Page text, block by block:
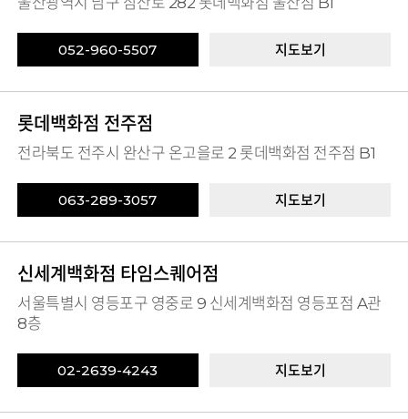
052-960-5507 지도보기
롯데백화점 전주점
전라북도 전주시 완산구 온고을로 2 롯데백화점 전주점 B1
063-289-3057 지도보기
신세계백화점 타임스퀘어점
서울특별시 영등포구 영중로 9 신세계백화점 영등포점 A관
8층
02-2639-4243 지도보기